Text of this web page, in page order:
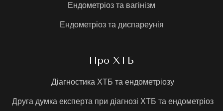
Ендометріоз та вагінізм
Ендометріоз та диспареунія
Про ХТБ
Діагностика ХТБ та ендометріозу
Друга думка експерта при діагнозі ХТБ та ендометріоз